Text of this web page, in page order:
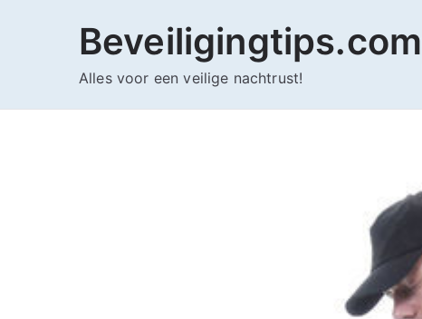
Beveiligingtips.com
Alles voor een veilige nachtrust!